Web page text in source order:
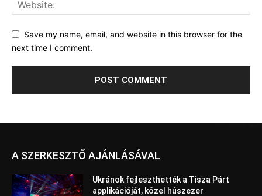
Save my name, email, and website in this browser for the
next time I comment.
A SZERKESZTŐ AJÁNLÁSÁVAL
Ukránok fejleszthették a Tisza Párt
applikációját, közel húszezer